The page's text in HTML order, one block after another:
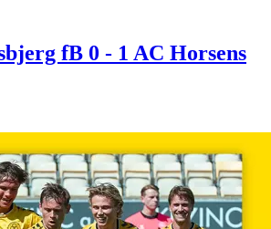
fB 0 - 1 AC Horsens